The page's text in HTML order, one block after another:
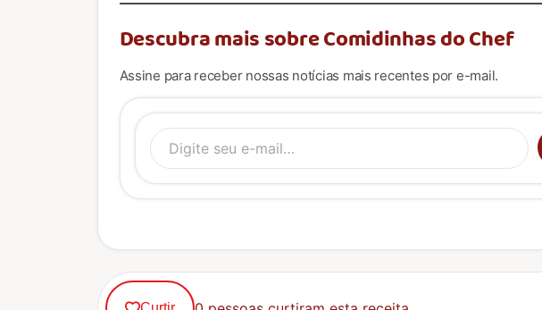
Descubra mais sobre Comidinhas do Chef
Assine para receber nossas notícias mais recentes por e-mail.
Digite seu e-mail…